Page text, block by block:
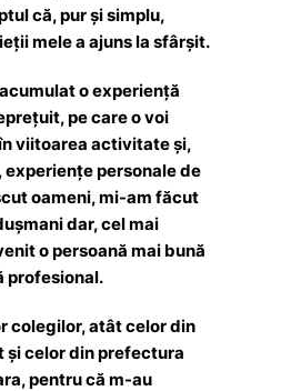
că, pur și simplu,
mele a ajuns la sfârșit.
o experiență
pe care o voi
viitoarea activitate și,
personale de
oameni, mi-am făcut
dar, cel mai
o persoană mai bună
profesional.
colegilor, atât celor din
și celor din prefectura
pentru că m-au